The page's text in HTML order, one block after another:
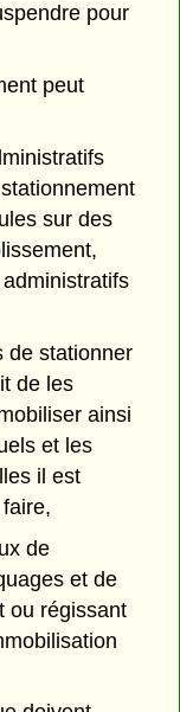
pour
peut
sur des
de stationner
de les
ainsi
et les
il est
de
et de
ou régissant